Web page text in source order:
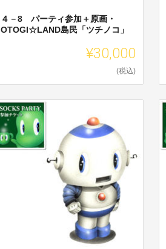
４－8 パーティ参加＋原画・
OTOGI☆LAND島民「ツチノコ」
¥30,000
(税込)